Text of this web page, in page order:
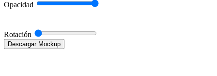
Opacidad
Rotación
Descargar Mockup